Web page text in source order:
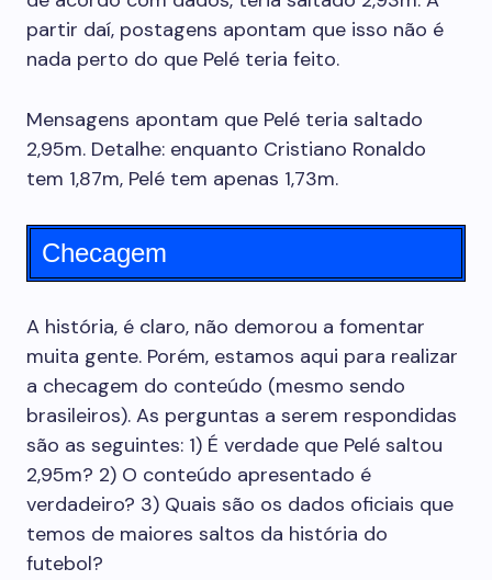
partir daí, postagens apontam que isso não é
nada perto do que Pelé teria feito.
Mensagens apontam que Pelé teria saltado
2,95m. Detalhe: enquanto Cristiano Ronaldo
tem 1,87m, Pelé tem apenas 1,73m.
Checagem
A história, é claro, não demorou a fomentar
muita gente. Porém, estamos aqui para realizar
a checagem do conteúdo (mesmo sendo
brasileiros). As perguntas a serem respondidas
são as seguintes: 1) É verdade que Pelé saltou
2,95m? 2) O conteúdo apresentado é
verdadeiro? 3) Quais são os dados oficiais que
temos de maiores saltos da história do
futebol?